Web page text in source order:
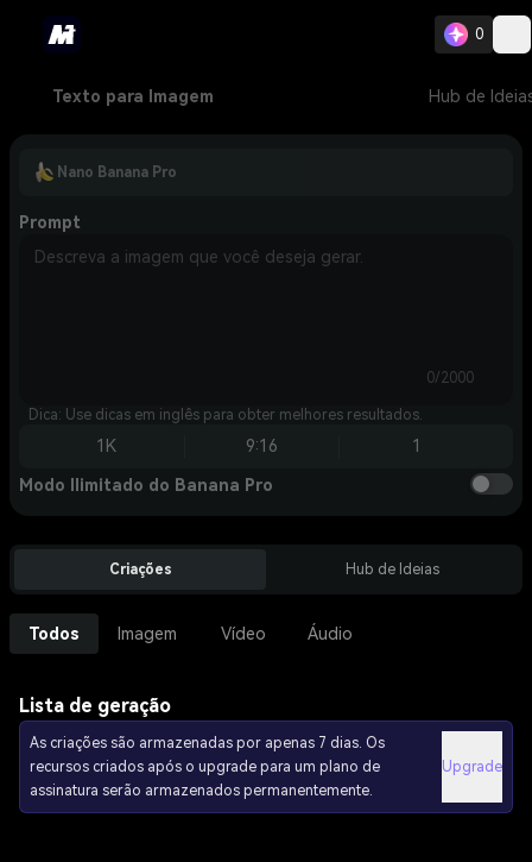
0
Texto para Imagem Hub de
Nano Banana Pro
Prompt
0/2000
Dica: Use dicas em inglês para obter melhores resultados.
1K 9:16 1
Modo Ilimitado do Banana Pro
Criações Hub de Ideias
Todos Imagem Vídeo Áudio
Lista de geração
As criações são armazenadas por apenas 7 dias. Os
recursos criados após o upgrade para um plano de
assinatura serão armazenados permanentemente.
Upgrade